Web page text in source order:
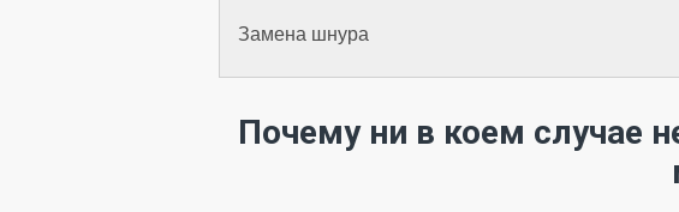
Замена шнура
Почему ни в коем случае